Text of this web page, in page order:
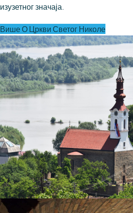
изузетног значаја.
Више О Цркви Светог Николе